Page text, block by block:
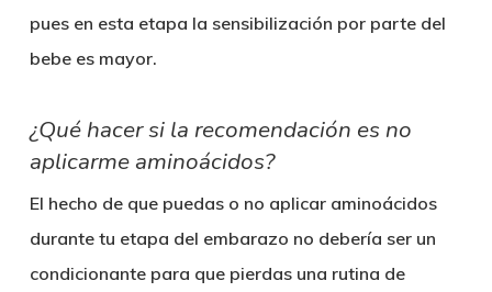
pues en esta etapa la sensibilización por parte del
bebe es mayor.
¿Qué hacer si la recomendación es no
aplicarme aminoácidos?
El hecho de que puedas o no aplicar aminoácidos
durante tu etapa del embarazo no debería ser un
condicionante para que pierdas una rutina de